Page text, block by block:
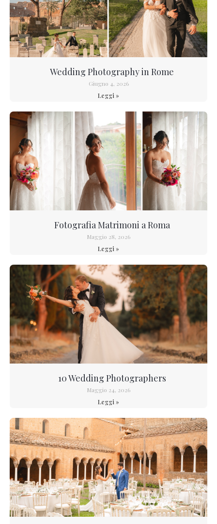
Wedding Photography in Rome
Giugno 4, 2026
Leggi »
Fotografia Matrimoni a Roma
Maggio 28, 2026
Leggi »
10 Wedding Photographers
Maggio 24, 2026
Leggi »